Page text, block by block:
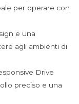
per operare con
e una
agli ambienti di
Drive
preciso e una